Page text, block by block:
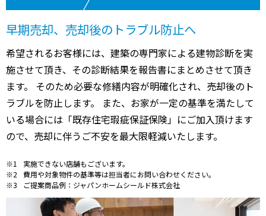
早期売却、売却後のトラブル防止へ
希望されるお客様には、建築の専門家による建物診断を実
施させて頂き、その診断結果を報告書にまとめさせて頂き
ます。 そのため必要な修繕内容が明確化され、売却後のト
ラブルを防止します。 また、お家が一定の基準を満たして
いる場合には「既存住宅瑕疵保証保険」にご加入頂けます
ので、売却に伴うご不安を最大限軽減いたします。
実施できない店舗もございます。
費用や対象物件の基準等は担当者にお問い合わせください。
ご提案商品例：ジャパンホームシールド株式会社